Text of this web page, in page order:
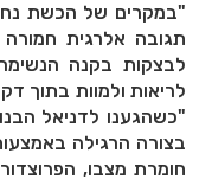
"במקרים של הכשת
תגובה אלרגית חמורה
לבצקות בקנה
לריאות ולמוות בתוך
"כשהגענו לדניאל
בצורה הרגילה
חומרת מצבו,